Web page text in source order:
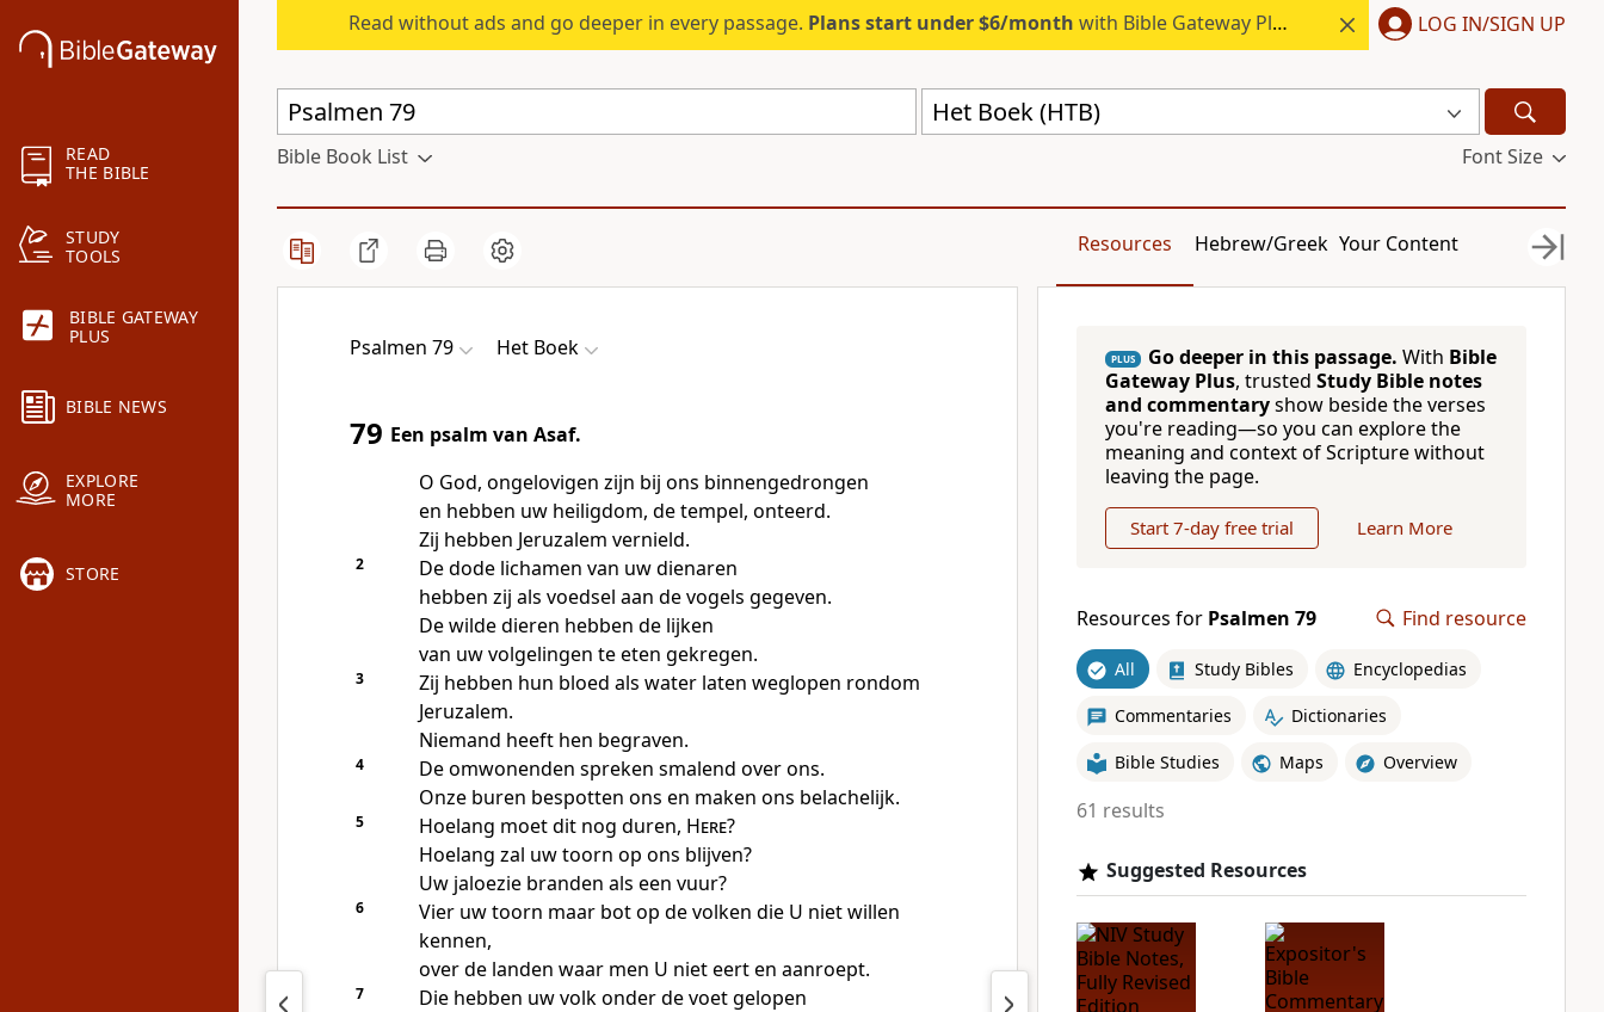
READ
THE BIBLE
STUDY
TOOLS
BIBLE GATEWAY
PLUS
BIBLE NEWS
EXPLORE
MORE
STORE
Read without ads and go deeper in every passage. Plans start under $6/month with Bible Gateway Plus. LOG IN/SIGN UP
Het Boek (HTB)
Bible Book List Font Size
Resources Hebrew/Greek Your Content
Psalmen 79 Het Boek
79 Een psalm van Asaf.
O God, ongelovigen zijn bij ons binnengedrongen
en hebben uw heiligdom, de tempel, onteerd.
Zij hebben Jeruzalem vernield.
2
De dode lichamen van uw dienaren
hebben zij als voedsel aan de vogels gegeven.
De wilde dieren hebben de lijken
van uw volgelingen te eten gekregen.
3
Zij hebben hun bloed als water laten weglopen rondom
Jeruzalem.
Niemand heeft hen begraven.
4
De omwonenden spreken smalend over ons.
Onze buren bespotten ons en maken ons belachelijk.
5 Hoelang moet dit nog duren, Here?
Hoelang zal uw toorn op ons blijven?
Uw jaloezie branden als een vuur?
6
Vier uw toorn maar bot op de volken die U niet willen
kennen,
over de landen waar men U niet eert en aanroept.
7
Die hebben uw volk onder de voet gelopen
PLUS Go deeper in this passage. With Bible
Gateway Plus, trusted Study Bible notes
and commentaryshow beside the verses
you're reading—so you can explore the
meaning and context of Scripture without
leaving the page.
Start 7-day free trial Learn More
Resources for Psalmen 79 Find resource
All Study Bibles Encyclopedias
Commentaries Dictionaries
Bible Studies Maps Overview
61 results
Suggested Resources